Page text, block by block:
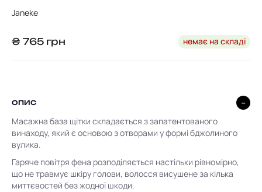
Janeke
₴ 765 грн немає на складі
ОПИС
Масажна база щітки складається з запатентованого
винаходу, який є основою з отворами у формі бджолиного
вулика.
Гаряче повітря фена розподіляється настільки рівномірно,
що не травмує шкіру голови, волосся висушене за кілька
миттєвостей без жодної шкоди.